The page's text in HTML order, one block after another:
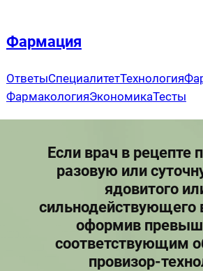
содержимому
Фармация
ОтветыСпециалитетТехнология
ФармакологияЭкономикаТесты
Если врач в рецепте
разовую или
ядовитого
сильнодействующего
оформив
соответствующим
провизор-